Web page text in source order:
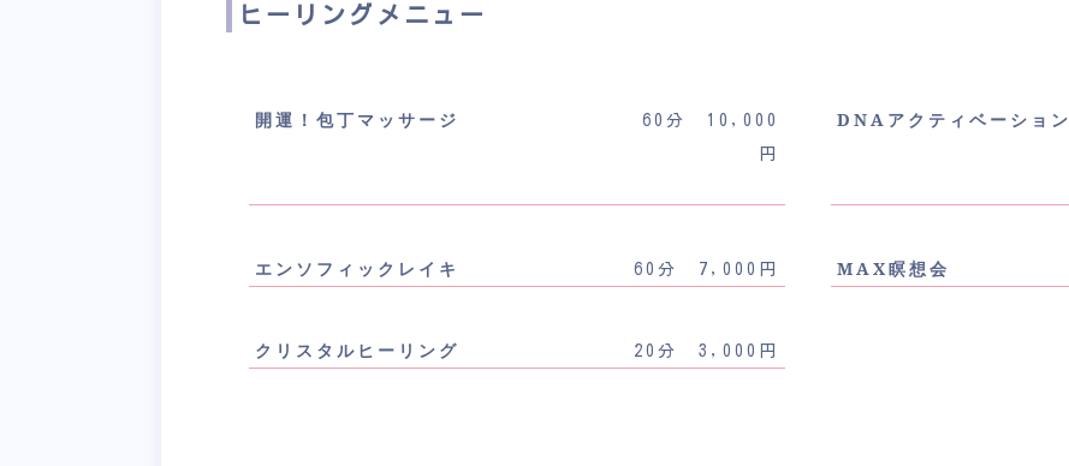
ヒーリングメニュー
開運！包丁マッサージ
60分 10,000
円
DNAアクティベーション
エンソフィックレイキ 60分 7,000円 MAX瞑想会
クリスタルヒーリング 20分 3,000円